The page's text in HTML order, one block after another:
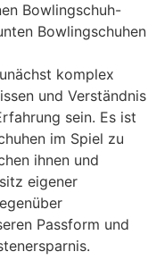
komplex
und Verständnis
sein. Es ist
im Spiel zu
ihnen und
eigener
Passform und